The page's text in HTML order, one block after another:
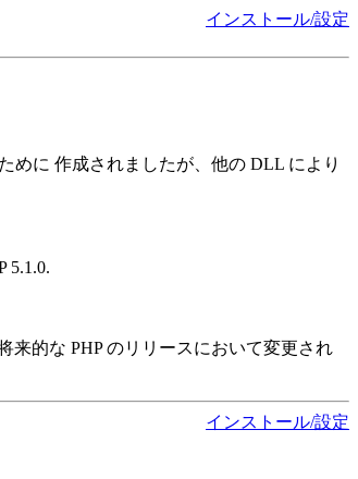
インストール/設定
めに 作成されましたが、他の DLL により
5.1.0.
的な PHP のリリースにおいて変更され
インストール/設定